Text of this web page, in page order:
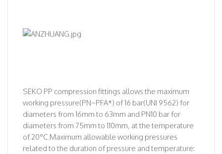
SEKO PP compression fittings allows the maximum
working pressure(PN~PFA*) of 16 bar(UNI 9562) for
diameters from 16mm to 63mm and PN10 bar for
diameters from 75mm to 110mm, at the temperature
of 20°C.Maximum allowable working pressures
related to the duration of pressure and temperature: